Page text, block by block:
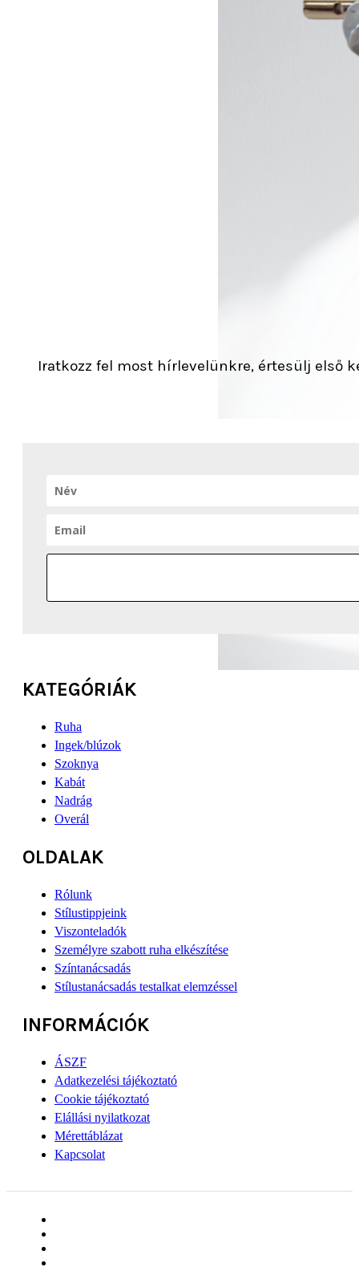
Iratkozz fel most hírlevelünkre, értesülj első
KATEGÓRIÁK
Ruha
Ingek/blúzok
Szoknya
Kabát
Nadrág
Overál
OLDALAK
Rólunk
Stílustippjeink
Viszonteladók
Személyre szabott ruha elkészítése
Színtanácsadás
Stílustanácsadás testalkat elemzéssel
INFORMÁCIÓK
ÁSZF
Adatkezelési tájékoztató
Cookie tájékoztató
Elállási nyilatkozat
Mérettáblázat
Kapcsolat